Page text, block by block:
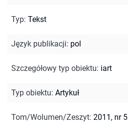
Typ: Tekst
Język publikacji: pol
Szczegółowy typ obiektu: iart
Typ obiektu: Artykuł
Tom/Wolumen/Zeszyt: 2011, nr 5